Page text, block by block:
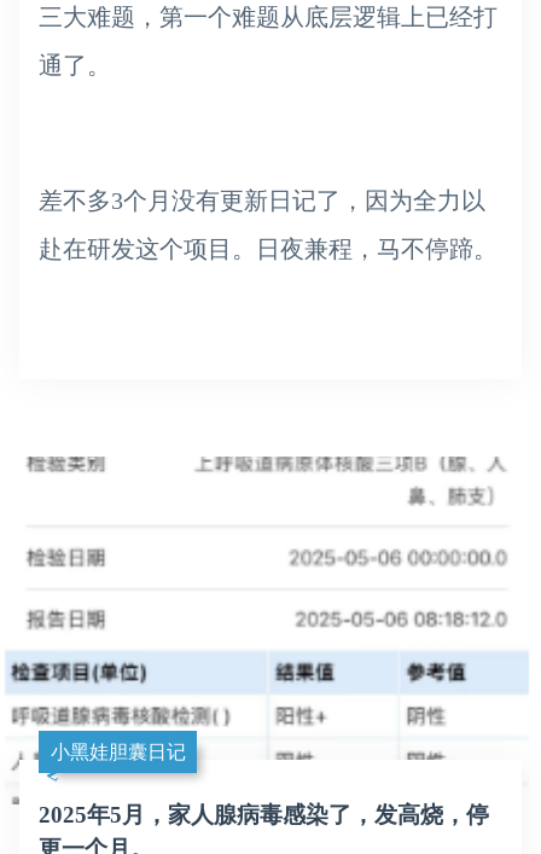
三大难题，第一个难题从底层逻辑上已经打
通了。
差不多3个月没有更新日记了，因为全力以
赴在研发这个项目。日夜兼程，马不停蹄。
小黑娃胆囊日记
2025年5月，家人腺病毒感染了，发高烧，停
更一个月。